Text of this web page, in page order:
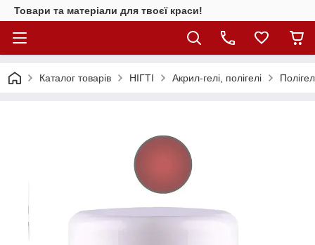
Товари та матеріали для твоєї краси!
Каталог товарiв НІГТІ Акрил-гелі, полігелі